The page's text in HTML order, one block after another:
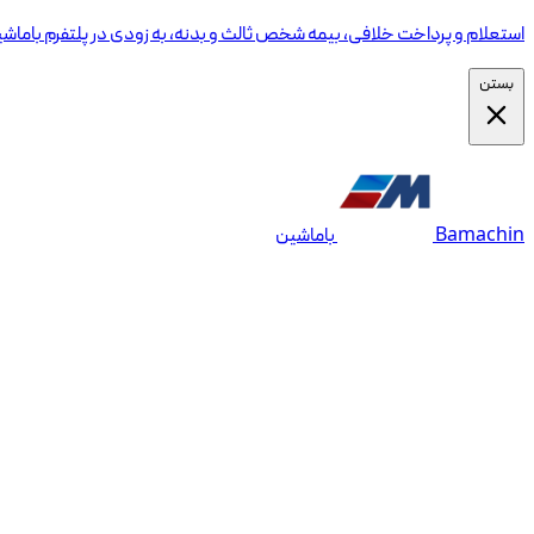
استعلام و پرداخت خلافی، بیمه شخص ثالث و بدنه، به زودی در پلتفرم
بستن
Bamachin باماشین